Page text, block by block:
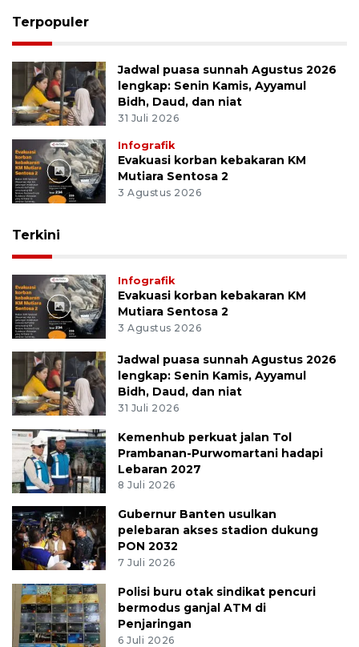
Terpopuler
Jadwal puasa sunnah Agustus 2026
lengkap: Senin Kamis, Ayyamul
Bidh, Daud, dan niat
31 Juli 2026
Infografik
Evakuasi korban kebakaran KM
Mutiara Sentosa 2
3 Agustus 2026
Terkini
Infografik
Evakuasi korban kebakaran KM
Mutiara Sentosa 2
3 Agustus 2026
Jadwal puasa sunnah Agustus 2026
lengkap: Senin Kamis, Ayyamul
Bidh, Daud, dan niat
31 Juli 2026
Kemenhub perkuat jalan Tol
Prambanan-Purwomartani hadapi
Lebaran 2027
8 Juli 2026
Gubernur Banten usulkan
pelebaran akses stadion dukung
PON 2032
7 Juli 2026
Polisi buru otak sindikat pencuri
bermodus ganjal ATM di
Penjaringan
6 Juli 2026